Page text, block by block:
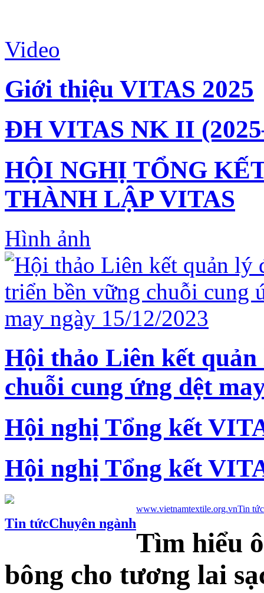
Video
Giới thiệu VITAS 2025
ĐH VITAS NK II
HỘI NGHỊ TỔNG
THÀNH LẬP VITAS
Hình ảnh
Hội thảo Liên kết
chuỗi cung ứng dệt
Hội nghị Tổng kết
Hội nghị Tổng kết
Tin tứcChuyên ngành
www.vietnamtextile.org.vnTin tức
Tìm hiểu
bông cho tương lai